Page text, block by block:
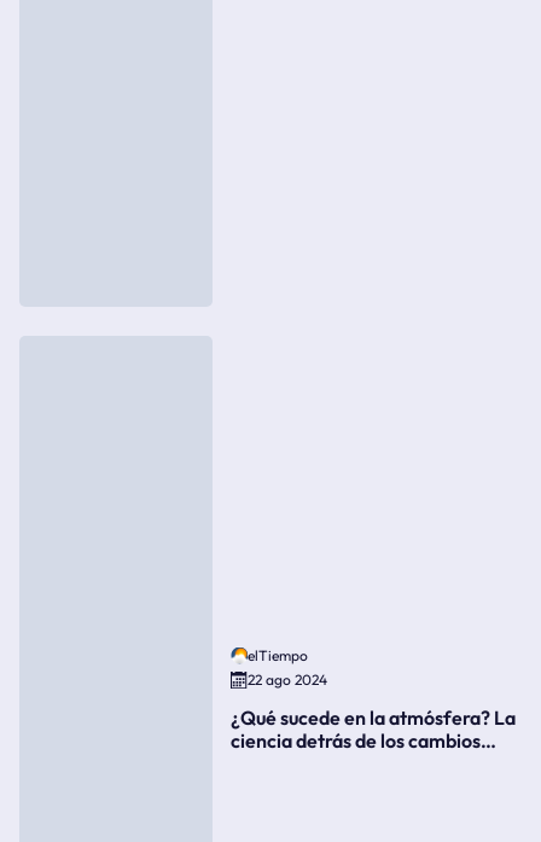
elTiempo
22 ago 2024
¿Qué sucede en la atmósfera? La
ciencia detrás de los cambios